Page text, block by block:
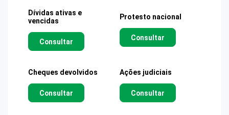
Dívidas ativas e
vencidas
Consultar
Protesto nacional
Consultar
Cheques devolvidos
Consultar
Ações judiciais
Consultar